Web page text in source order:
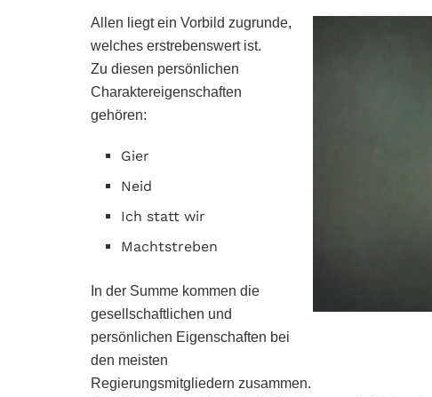
Allen liegt ein Vorbild zugrunde,
welches erstrebenswert ist.
Zu diesen persönlichen
Charaktereigenschaften
gehören:
Gier
Neid
Ich statt wir
Machtstreben
In der Summe kommen die
gesellschaftlichen und
persönlichen Eigenschaften bei
den meisten
Regierungsmitgliedern zusammen.